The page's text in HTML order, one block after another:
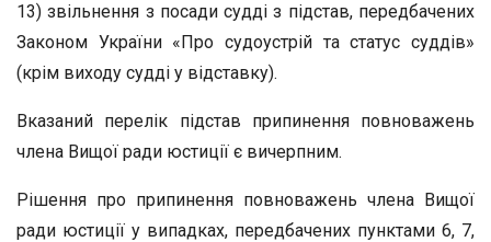
13) звільнення з посади судді з підстав, передбачених
Законом України «Про судоустрій та статус суддів»
(крім виходу судді у відставку).
Вказаний перелік підстав припинення повноважень
члена Вищої ради юстиції є вичерпним.
Рішення про припинення повноважень члена Вищої
ради юстиції у випадках, передбачених пунктами 6, 7,